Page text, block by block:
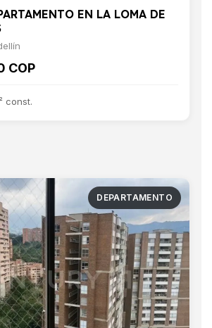
EN LA LOMA DE
COP
const.
DEPARTAMENTO